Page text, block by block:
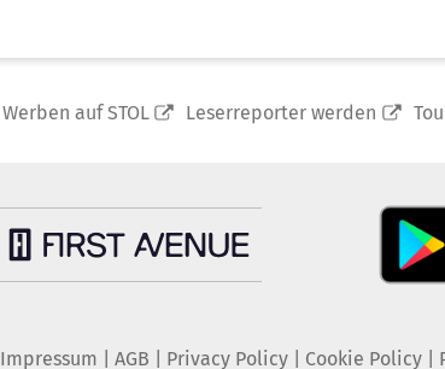
Werben auf STOL Leserreporter werden
Impressum AGB Privacy Policy| Cookie Policy|